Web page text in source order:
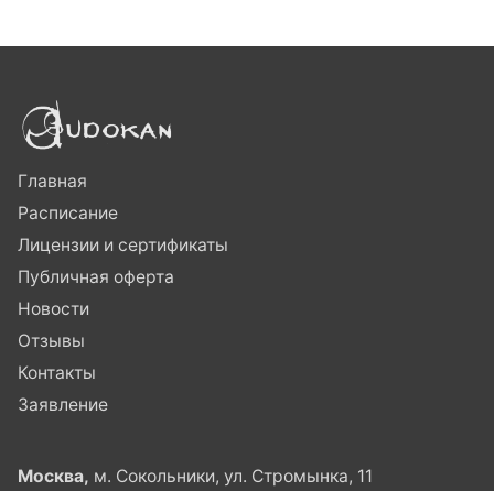
Главная
Расписание
Лицензии и сертификаты
Публичная оферта
Новости
Отзывы
Контакты
Заявление
Москва, м. Сокольники, ул. Стромынка, 11